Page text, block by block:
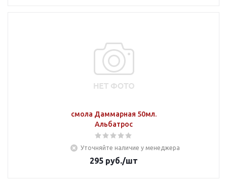
смола Даммарная 50мл.
Альбатрос
Уточняйте наличие у менеджера
295 руб./шт